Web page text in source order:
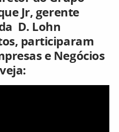
Jr, gerente
D. Lohn
participaram
e Negócios